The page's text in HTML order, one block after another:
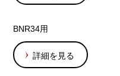
BNR34用
詳細を見る